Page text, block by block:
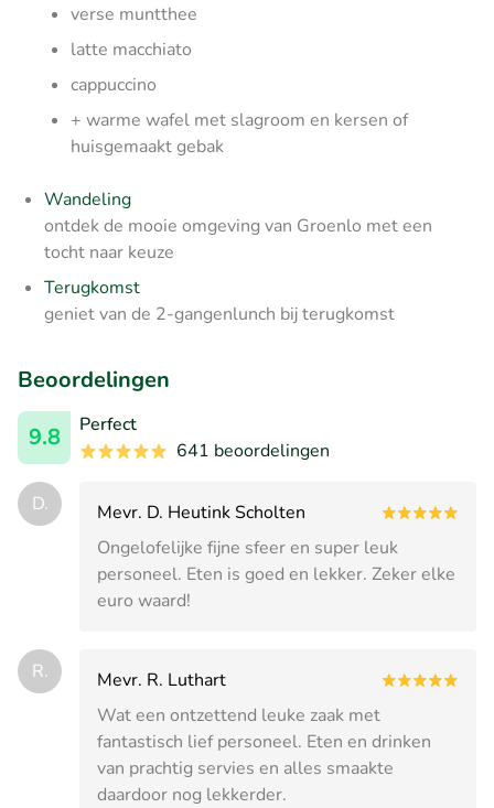
verse muntthee
latte macchiato
cappuccino
+ warme wafel met slagroom en kersen of
huisgemaakt gebak
Wandeling
ontdek de mooie omgeving van Groenlo met een
tocht naar keuze
Terugkomst
geniet van de 2-gangenlunch bij terugkomst
Beoordelingen
9.8
Perfect
641 beoordelingen
D.
Mevr. D. Heutink Scholten
Ongelofelijke fijne sfeer en super leuk
personeel. Eten is goed en lekker. Zeker elke
euro waard!
R.
Mevr. R. Luthart
Wat een ontzettend leuke zaak met
fantastisch lief personeel. Eten en drinken
van prachtig servies en alles smaakte
daardoor nog lekkerder.